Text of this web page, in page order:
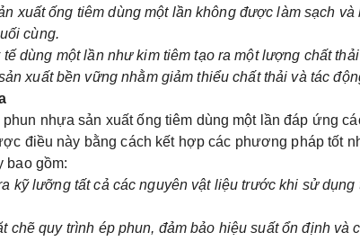
xuất ống tiêm dùng một lần không được làm sạch
cùng.
dùng một lần như kim tiêm tạo ra một lượng chất
xuất bền vững nhằm giảm thiểu chất thải và tác
nhựa sản xuất ống tiêm dùng một lần đáp ứng
điều này bằng cách kết hợp các phương pháp tốt
bao gồm:
kỹ lưỡng tất cả các nguyên vật liệu trước khi sử
chẽ quy trình ép phun, đảm bảo hiệu suất ổn định và